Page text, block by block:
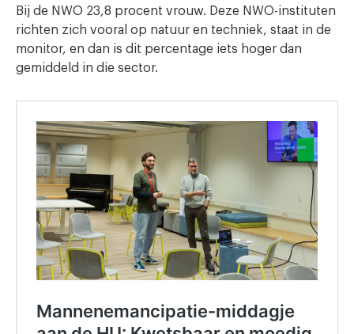
Bij de NWO 23,8 procent vrouw. Deze NWO-instituten
richten zich vooral op natuur en techniek, staat in de
monitor, en dan is dit percentage iets hoger dan
gemiddeld in die sector.